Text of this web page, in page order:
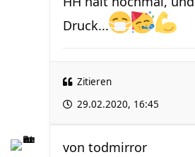
Druck...
Zitieren
29.02.2020, 16:45
von todmirror